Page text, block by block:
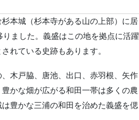
本城（杉本寺がある山の上部）に居
ました。義盛はこの地を拠点に活躍
れている史跡もあります。
木戸脇、唐池、出口、赤羽根、矢作
かな畑が広がる和田一帯は多くの農
豊かな三浦の和田を治めた義盛を偲